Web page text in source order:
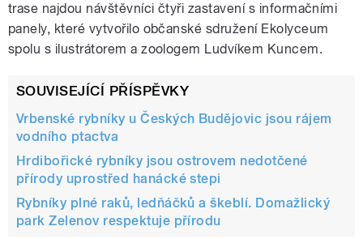
trase najdou návštěvníci čtyři zastavení s informačními
panely, které vytvořilo občanské sdružení Ekolyceum
spolu s ilustrátorem a zoologem Ludvíkem Kuncem.
SOUVISEJÍCÍ PŘÍSPĚVKY
Vrbenské rybníky u Českých Budějovic jsou rájem
vodního ptactva
Hrdibořické rybníky jsou ostrovem nedotčené
přírody uprostřed hanácké stepi
Rybníky plné raků, ledňáčků a škeblí. Domažlický
park Zelenov respektuje přírodu